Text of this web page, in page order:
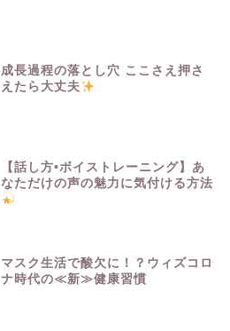
成長過程の落とし穴 ここさえ押さ
えたら大丈夫
【話し方•ボイストレーニング】あ
なただけの声の魅力に気付ける方法
マスク生活で酸欠に！？ウィズコロ
ナ時代の≪新≫健康習慣